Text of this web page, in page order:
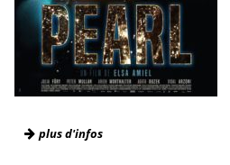
plus d'infos